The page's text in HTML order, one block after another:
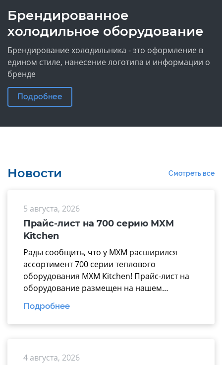
Брендированное
холодильное оборудование
Брендирование холодильника - это оформление в
едином стиле, нанесение логотипа и информации о
бренде
Подробнее
Новости Смотреть все
5 августа, 2026
Прайс-лист на 700 серию MXM
Kitchen
Рады сообщить, что у МХМ расширился
ассортимент 700 серии теплового
оборудования MXM Kitchen! Прайс-лист на
оборудование размещен на нашем
официальном сайте mariholod.com в
разделе «Прайс-лист». Дополнительную
информацию вы можете получить у
сотрудничество.
Подробнее
4 августа, 2026